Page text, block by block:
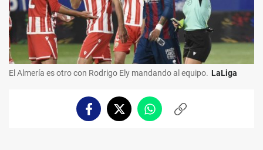
El Almería es otro con Rodrigo Ely mandando al equipo. LaLiga
FacebookTwitterWhatsappCopiar